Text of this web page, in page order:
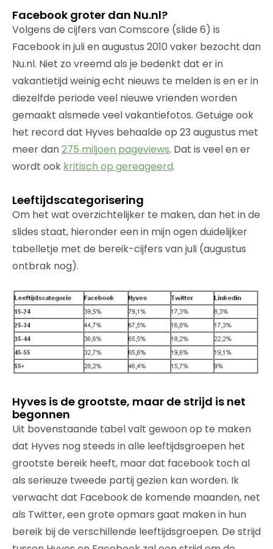
Facebook groter dan Nu.nl?
Volgens de cijfers van Comscore (slide 6) is
Facebook in juli en augustus 2010 vaker bezocht dan
Nu.nl. Niet zo vreemd als je bedenkt dat er in
vakantietijd weinig echt nieuws te melden is en er in
diezelfde periode veel nieuwe vrienden worden
gemaakt alsmede veel vakantiefotos. Getuige ook
het record dat Hyves behaalde op 23 augustus met
meer dan275 miljoen pageviews. Dat is veel en er
wordt ook kritisch op gereageerd.
Leeftijdscategorisering
Om het wat overzichtelijker te maken, dan het in de
slides staat, hieronder een in mijn ogen duidelijker
tabelletje met de bereik-cijfers van juli (augustus
ontbrak nog).
Hyves is de grootste, maar de strijd is net
begonnen
Uit bovenstaande tabel valt gewoon op te maken
dat Hyves nog steeds in alle leeftijdsgroepen het
grootste bereik heeft, maar dat facebook toch al
als serieuze tweede partij gezien kan worden. Ik
verwacht dat Facebook de komende maanden, net
als Twitter, een grote opmars gaat maken in hun
bereik bij de verschillende leeftijdsgroepen. De strijd